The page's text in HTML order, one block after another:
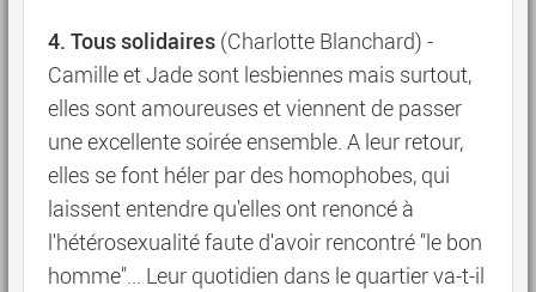
4. Tous solidaires(Charlotte Blanchard) -
Camille et Jade sont lesbiennes mais surtout,
elles sont amoureuses et viennent de passer
une excellente soirée ensemble. A leur retour,
elles se font héler par des homophobes, qui
laissent entendre qu'elles ont renoncé à
l'hétérosexualité faute d'avoir rencontré "le bon
homme"... Leur quotidien dans le quartier va-t-il